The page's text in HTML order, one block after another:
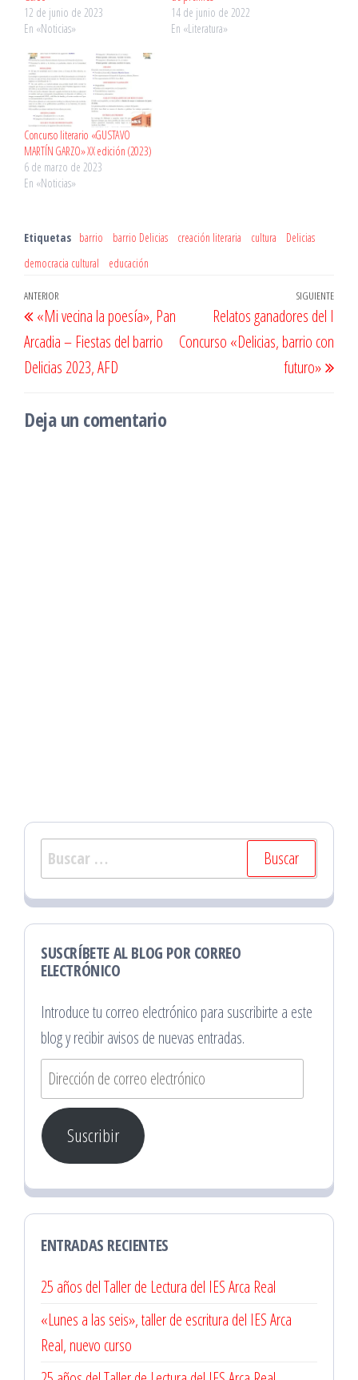
12 de junio de 2023
En «Noticias»
14 de junio de 2022
En «Literatura»
Concurso literario «GUSTAVO
MARTÍN GARZO» XX edición (2023)
6 de marzo de 2023
En «Noticias»
Etiquetas barrio barrio Delicias creación literaria cultura
Delicias
democracia cultural
educación
Navegación
de
entradas
Entrada
anterior
ANTERIOR
«Mi vecina la poesía», Pan
Arcadia – Fiestas del barrio
Delicias 2023, AFD
SIGUIENTE
Relatos ganadores del I
Concurso «Delicias, barrio con
futuro»
Deja un comentario
Buscar:
SUSCRÍBETE AL BLOG POR CORREO
ELECTRÓNICO
Introduce tu correo electrónico para suscribirte a este
blog y recibir avisos de nuevas entradas.
Dirección
de
correo
electrónico
Suscribir
ENTRADAS RECIENTES
25 años del Taller de Lectura del IES Arca Real
«Lunes a las seis», taller de escritura del IES Arca
Real, nuevo curso